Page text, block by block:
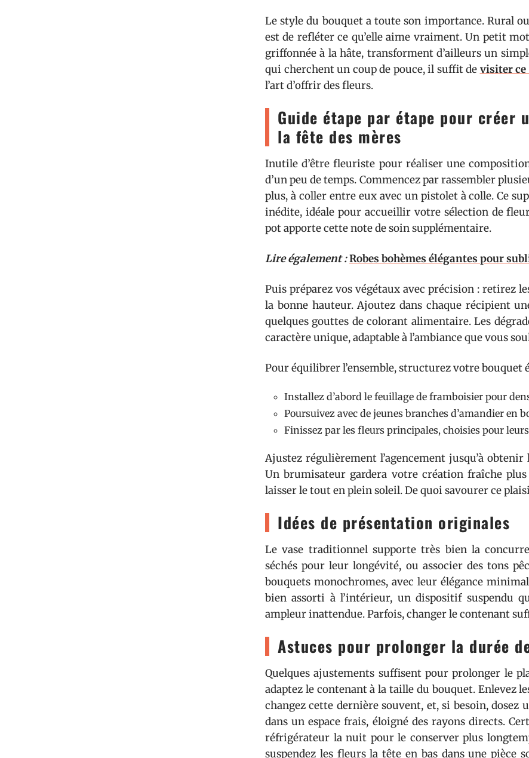
Le style du bouquet a toute son importance. Rural
est de refléter ce qu’elle aime vraiment. Un petit
griffonnée à la hâte, transforment d’ailleurs un
qui cherchent un coup de pouce, il suffit de visiter
l’art d’offrir des fleurs.
Guide étape par étape pour créer
la fête des mères
Inutile d’être fleuriste pour réaliser une
d’un peu de temps. Commencez par rassembler
plus, à coller entre eux avec un pistolet à colle. Ce
inédite, idéale pour accueillir votre sélection de
pot apporte cette note de soin supplémentaire.
Lire également :Robes bohèmes élégantes pour
Puis préparez vos végétaux avec précision : retirez
la bonne hauteur. Ajoutez dans chaque récipient
quelques gouttes de colorant alimentaire. Les
caractère unique, adaptable à l’ambiance que vous
Pour équilibrer l’ensemble, structurez votre bouquet
Installez d’abord le feuillage de framboisier pour
Poursuivez avec de jeunes branches d’amandier en
Finissez par les fleurs principales, choisies pour
Ajustez régulièrement l’agencement jusqu’à
Un brumisateur gardera votre création fraîche
laisser le tout en plein soleil. De quoi savourer ce
Idées de présentation originales
Le vase traditionnel supporte très bien la
séchés pour leur longévité, ou associer des tons
bouquets monochromes, avec leur élégance
bien assorti à l’intérieur, un dispositif suspendu
ampleur inattendue. Parfois, changer le contenant
Astuces pour prolonger la durée
Quelques ajustements suffisent pour prolonger le
adaptez le contenant à la taille du bouquet. Enlevez
changez cette dernière souvent, et, si besoin,
dans un espace frais, éloigné des rayons directs.
réfrigérateur la nuit pour le conserver plus
suspendez les fleurs la tête en bas dans une pièce